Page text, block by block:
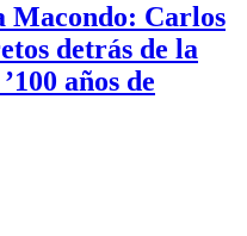
Macondo: Carlos
detrás de la
años de